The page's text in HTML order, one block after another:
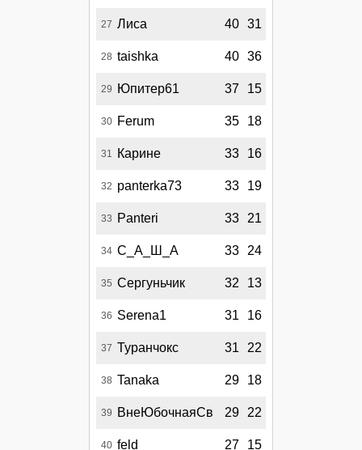
27 Лиса 40 31
28 taishka 40 36
29 Юпитер61 37 15
30 Ferum 35 18
31 Карине 33 16
32 panterka73 33 19
33 Panteri 33 21
34 С_А_Ш_А 33 24
35 Сергуньчик 32 13
36 Serena1 31 16
37 Туранчокс 31 22
38 Tanaka 29 18
39 ВнеЮбочнаяСв 29 22
40 feld 27 15